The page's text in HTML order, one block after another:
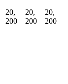
20,
200
20,
200
20,
200